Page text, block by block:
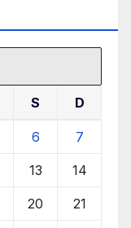
S D
6 7
13 14
20 21